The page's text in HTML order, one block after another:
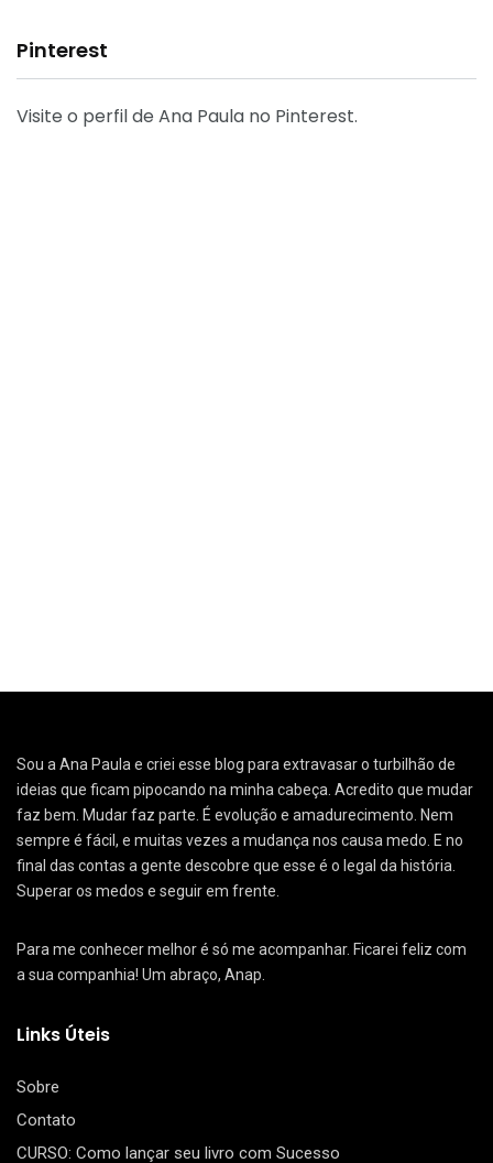
Pinterest
Visite o perfil de Ana Paula no Pinterest.
Sou a Ana Paula e criei esse blog para extravasar o turbilhão de
ideias que ficam pipocando na minha cabeça. Acredito que mudar
faz bem. Mudar faz parte. É evolução e amadurecimento. Nem
sempre é fácil, e muitas vezes a mudança nos causa medo. E no
final das contas a gente descobre que esse é o legal da história.
Superar os medos e seguir em frente.
Para me conhecer melhor é só me acompanhar. Ficarei feliz com
a sua companhia! Um abraço, Anap.
Links Úteis
Sobre
Contato
CURSO: Como lançar seu livro com Sucesso